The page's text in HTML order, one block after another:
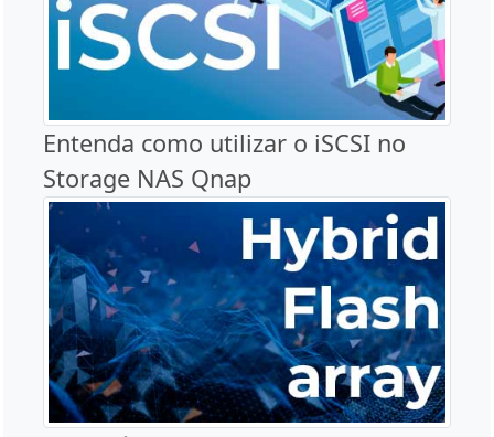
Entenda como utilizar o iSCSI no
Storage NAS Qnap